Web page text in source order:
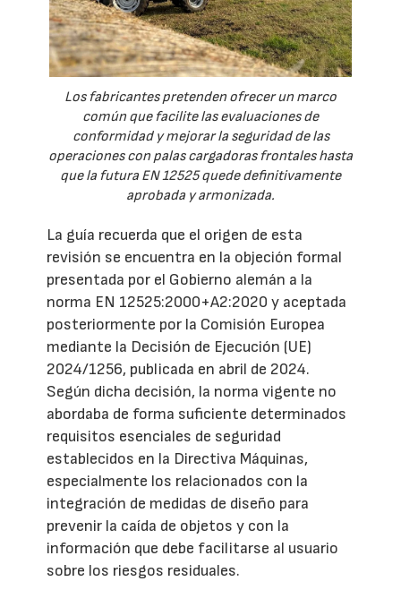
Los fabricantes pretenden ofrecer un marco
común que facilite las evaluaciones de
conformidad y mejorar la seguridad de las
operaciones con palas cargadoras frontales hasta
que la futura EN 12525 quede definitivamente
aprobada y armonizada.
La guía recuerda que el origen de esta
revisión se encuentra en la objeción formal
presentada por el Gobierno alemán a la
norma EN 12525:2000+A2:2020 y aceptada
posteriormente por la Comisión Europea
mediante la Decisión de Ejecución (UE)
2024/1256, publicada en abril de 2024.
Según dicha decisión, la norma vigente no
abordaba de forma suficiente determinados
requisitos esenciales de seguridad
establecidos en la Directiva Máquinas,
especialmente los relacionados con la
integración de medidas de diseño para
prevenir la caída de objetos y con la
información que debe facilitarse al usuario
sobre los riesgos residuales.